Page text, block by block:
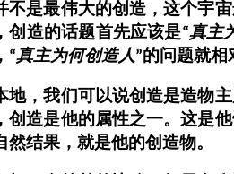
不是最伟大的创造，这个宇
创造的话题首先应该是“真主
“真主为何创造人”的问题就相
地，我们可以说创造是造物
创造是他的属性之一。这是
然结果，就是他的创造物。